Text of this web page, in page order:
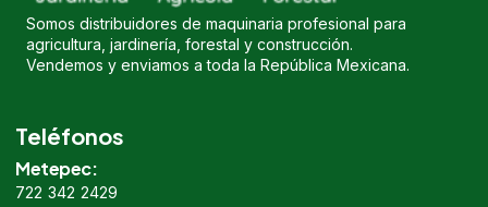
Somos distribuidores de maquinaria profesional para
agricultura, jardinería, forestal y construcción.
Vendemos y enviamos a toda la República Mexicana.
Teléfonos
Metepec:
722 342 2429